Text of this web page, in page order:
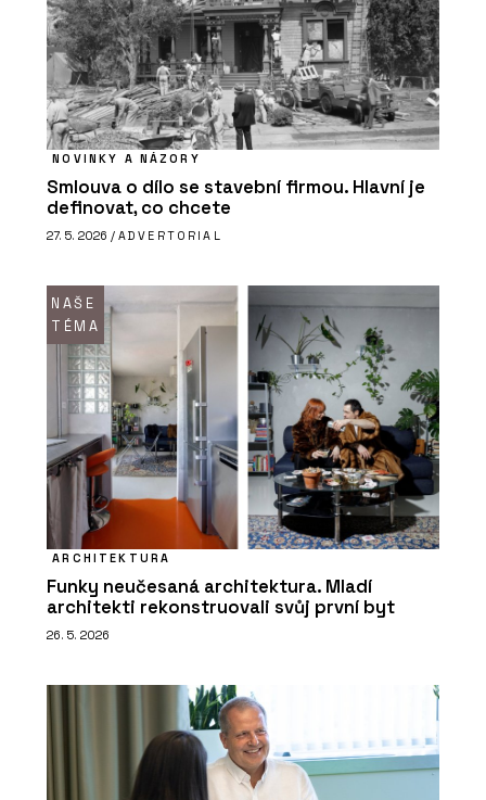
NOVINKY A NÁZORY
Smlouva o dílo se stavební firmou. Hlavní je
definovat, co chcete
27. 5. 2026 / ADVERTORIAL
NAŠE
TÉMA
ARCHITEKTURA
Funky neučesaná architektura. Mladí
architekti rekonstruovali svůj první byt
26. 5. 2026